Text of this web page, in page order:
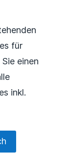
für
einen
inkl.